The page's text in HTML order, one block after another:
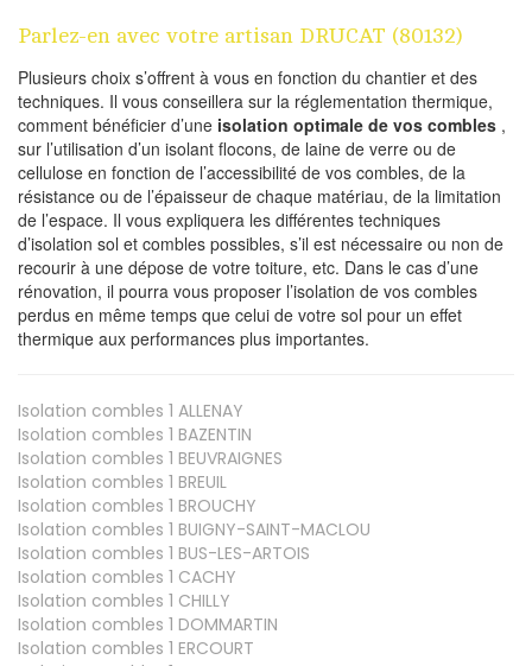
Parlez-en avec votre artisan DRUCAT (80132)
Plusieurs choix s’offrent à vous en fonction du chantier et des
techniques. Il vous conseillera sur la réglementation thermique,
comment bénéficier d’une isolation optimale de vos combles ,
sur l’utilisation d’un isolant flocons, de laine de verre ou de
cellulose en fonction de l’accessibilité de vos combles, de la
résistance ou de l’épaisseur de chaque matériau, de la limitation
de l’espace. Il vous expliquera les différentes techniques
d’isolation sol et combles possibles, s’il est nécessaire ou non de
recourir à une dépose de votre toiture, etc. Dans le cas d’une
rénovation, il pourra vous proposer l’isolation de vos combles
perdus en même temps que celui de votre sol pour un effet
thermique aux performances plus importantes.
Isolation combles 1 ALLENAY
Isolation combles 1 BAZENTIN
Isolation combles 1 BEUVRAIGNES
Isolation combles 1 BREUIL
Isolation combles 1 BROUCHY
Isolation combles 1 BUIGNY-SAINT-MACLOU
Isolation combles 1 BUS-LES-ARTOIS
Isolation combles 1 CACHY
Isolation combles 1 CHILLY
Isolation combles 1 DOMMARTIN
Isolation combles 1 ERCOURT